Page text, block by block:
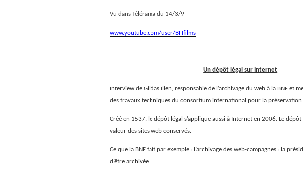
Vu dans Télérama du 14/3/9
www.youtube.com/user/BFIfilms
Un dépôt légal sur Internet
Interview de Gildas Ilien, responsable de l’archivage du web à la BNF et
des travaux techniques du consortium international pour la préservation
Créé en 1537, le dépôt légal s’applique aussi à Internet en 2006. Le dépôt
valeur des sites web conservés.
Ce que la BNF fait par exemple : l’archivage des web-campagnes : la
d’être archivée